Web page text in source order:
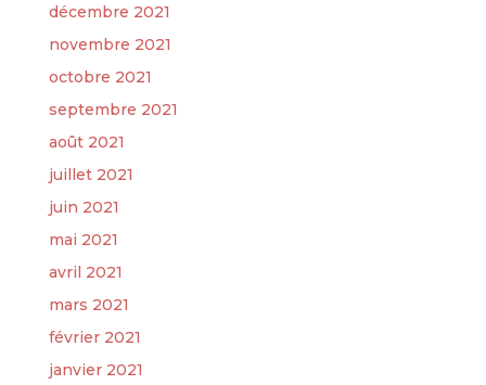
décembre 2021
novembre 2021
octobre 2021
septembre 2021
août 2021
juillet 2021
juin 2021
mai 2021
avril 2021
mars 2021
février 2021
janvier 2021